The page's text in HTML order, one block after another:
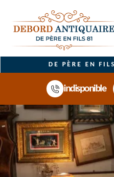
DE PÈRE EN
indisponible